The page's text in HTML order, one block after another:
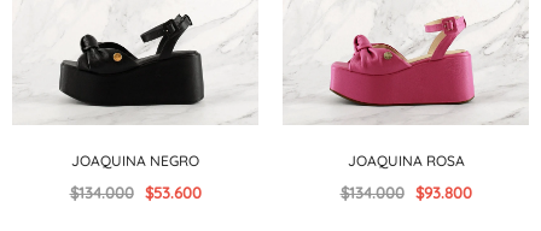
JOAQUINA NEGRO
$134.000 $53.600
JOAQUINA ROSA
$134.000 $93.800